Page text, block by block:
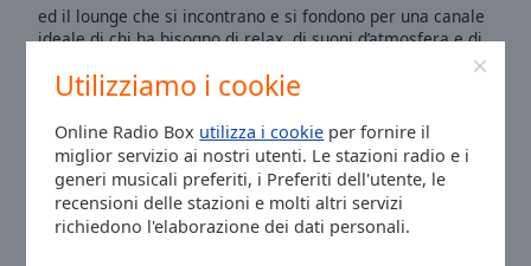
Utilizziamo i cookie
Online Radio Box utilizza i cookie per fornire il
miglior servizio ai nostri utenti. Le stazioni radio e i
generi musicali preferiti, i Preferiti dell'utente, le
recensioni delle stazioni e molti altri servizi
richiedono l'elaborazione dei dati personali.
Done
Close
window.
ed il lounge che si incontrano e si fondono per una canale
ideale di chi ha bisogno di relax, di suoni d’atmosfera e di
magari riscoprire. Ma non basta ancora.
i dj set de dj lounge e downbeat proposti dai più
apprezzati e conosciuti dj del settore, per dare alle serate
un sapore decisamente … d’atmosfera. Nel sito, a
completare l’offerta, notizie d’attualita, notizie di cucina , di
Moda ed informazioni sulle canzoni trasmesse Easy &Italy,
un suono che non dimentichi.